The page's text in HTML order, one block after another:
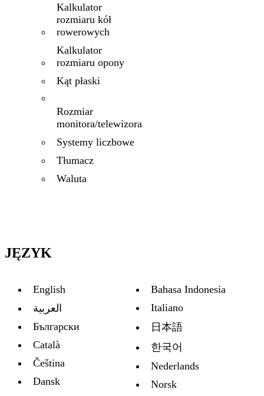
Kalkulator
rozmiaru kół
rowerowych
Kalkulator
rozmiaru opony
Kąt płaski
Rozmiar
monitora/telewizora
Systemy liczbowe
Tłumacz
Waluta
JĘZYK
English
العربية
Български
Català
Čeština
Dansk
Bahasa Indonesia
Italiano
日本語
한국어
Nederlands
Norsk